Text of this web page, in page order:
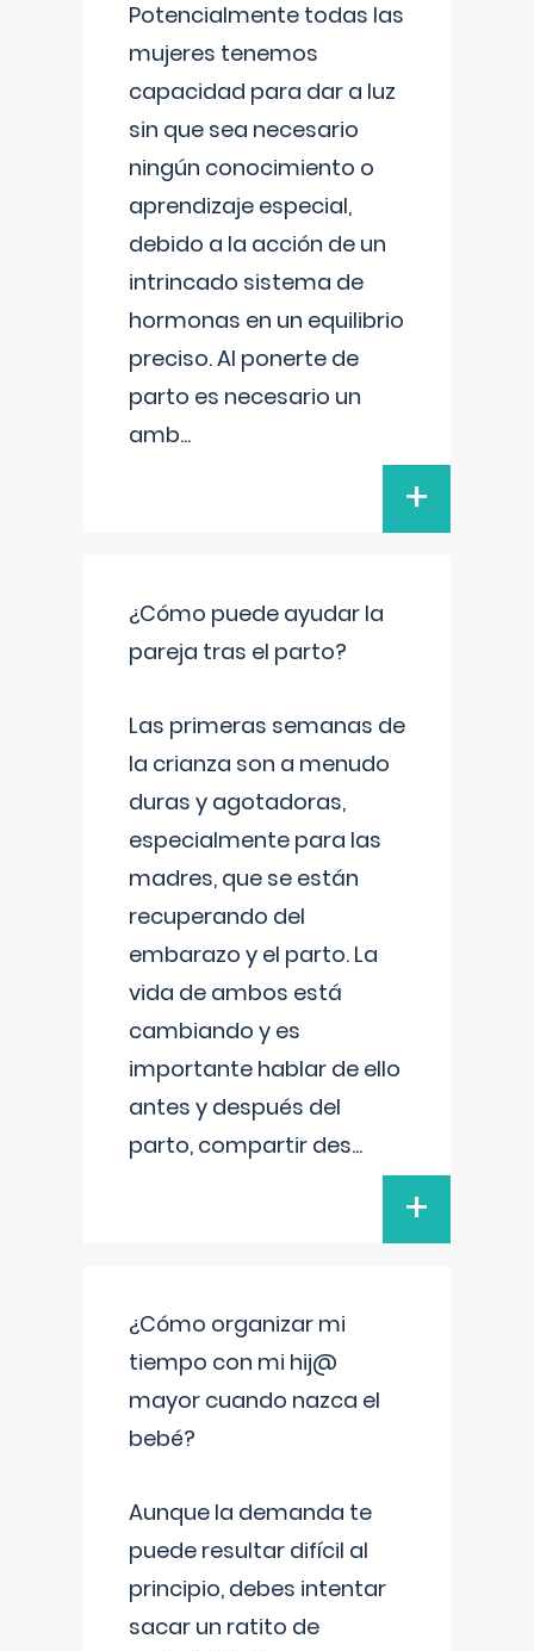
Potencialmente todas las
mujeres tenemos
capacidad para dar a luz
sin que sea necesario
ningún conocimiento o
aprendizaje especial,
debido a la acción de un
intrincado sistema de
hormonas en un equilibrio
preciso. Al ponerte de
parto es necesario un
amb...
+
¿Cómo puede ayudar la
pareja tras el parto?
Las primeras semanas de
la crianza son a menudo
duras y agotadoras,
especialmente para las
madres, que se están
recuperando del
embarazo y el parto. La
vida de ambos está
cambiando y es
importante hablar de ello
antes y después del
parto, compartir des...
+
¿Cómo organizar mi
tiempo con mi hij@
mayor cuando nazca el
bebé?
Aunque la demanda te
puede resultar difícil al
principio, debes intentar
sacar un ratito de